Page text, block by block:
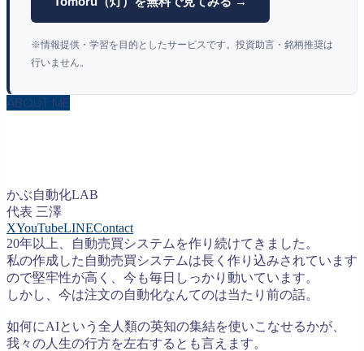
※情報提供・学習を目的としたサービスです。投資助言・銘柄推奨は
行いません。
ABOUT ME
かぶ自動化LAB
代表 三澤
XYouTubeLINEContact
20年以上、自動売買システムを作り続けてきました。
私の作成した自動売買システムは長く作り込みされています
ので堅牢性が高く、今も毎日しっかり動いています。
しかし、今は注文の自動化なんてのは当たり前の話。
如何にAIという全人類の英知の集結を使いこなせるかが、
我々の人生の行方を左右するとも言えます。